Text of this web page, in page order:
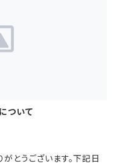
ついて
とうございます。下記日